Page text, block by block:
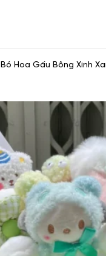
Bó Hoa Gấu Bông Xinh